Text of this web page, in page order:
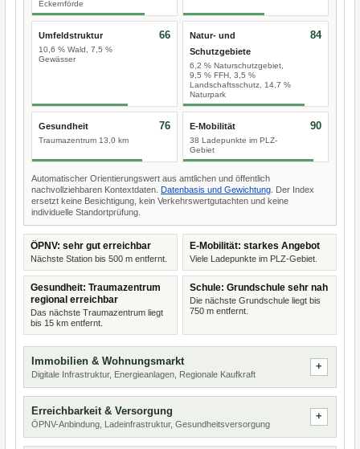
Eckernförde
Umfeldstruktur
10,6 % Wald, 7,5 %
Gewässer
66
Natur- und
Schutzgebiete
6,2 % Naturschutzgebiet,
9,5 % FFH, 3,5 %
Landschaftsschutz, 14,7 %
Naturpark
84
Gesundheit
Traumazentrum 13,0 km
76 E-Mobilität
38 Ladepunkte im PLZ-
Gebiet
90
Automatischer Orientierungswert aus amtlichen und öffentlich
nachvollziehbaren Kontextdaten. Datenbasis und Gewichtung . Der Index
ersetzt keine Besichtigung, kein Verkehrswertgutachten und keine
individuelle Standortprüfung.
ÖPNV: sehr gut erreichbar
Nächste Station bis 500 m entfernt.
E-Mobilität: starkes Angebot
Viele Ladepunkte im PLZ-Gebiet.
Gesundheit: Traumazentrum
regional erreichbar
Das nächste Traumazentrum liegt
bis 15 km entfernt.
Schule: Grundschule sehr nah
Die nächste Grundschule liegt bis
750 m entfernt.
Immobilien & Wohnungsmarkt
Digitale Infrastruktur, Energieanlagen, Regionale Kaufkraft
Erreichbarkeit & Versorgung
ÖPNV-Anbindung, Ladeinfrastruktur, Gesundheitsversorgung